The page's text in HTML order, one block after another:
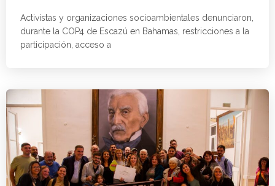
Activistas y organizaciones socioambientales denunciaron,
durante la COP4 de Escazú en Bahamas, restricciones a la
participación, acceso a